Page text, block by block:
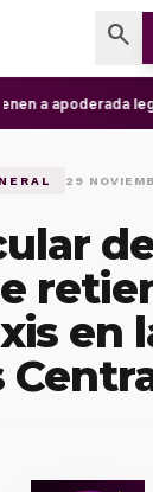
search
a apoderada
29
en